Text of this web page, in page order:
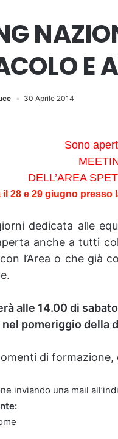
E
30 Aprile 2014
Sono
DELL’AREA
28 e 29 giugno presso
dedicata alle
anche a tutti
l’Area o che già
alle 14.00 di
pomeriggio della
di
inviando una mail